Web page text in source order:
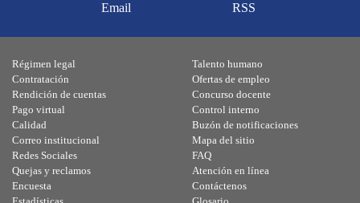
Email RSS
Régimen legal
Contratación
Rendición de cuentas
Pago virtual
Calidad
Talento humano
Ofertas de empleo
Concurso docente
Control interno
Buzón de notificaciones
Correo institucional
Redes Sociales
Quejas y reclamos
Encuesta
Mapa del sitio
FAQ
Atención en línea
Contáctenos